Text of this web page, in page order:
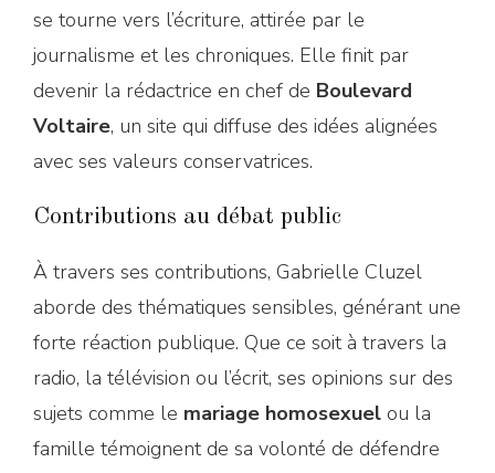
se tourne vers l’écriture, attirée par le
journalisme et les chroniques. Elle finit par
devenir la rédactrice en chef de Boulevard
Voltaire, un site qui diffuse des idées alignées
avec ses valeurs conservatrices.
Contributions au débat public
À travers ses contributions, Gabrielle Cluzel
aborde des thématiques sensibles, générant une
forte réaction publique. Que ce soit à travers la
radio, la télévision ou l’écrit, ses opinions sur des
sujets comme le mariage homosexuel ou la
famille témoignent de sa volonté de défendre